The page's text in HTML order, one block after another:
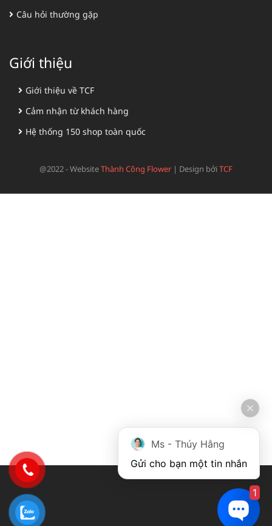
Câu hỏi thường gặp
Giới thiệu
Giới thiệu về TCF
Cảm nhận từ khách hàng
Hệ thống 150 shop toàn quốc
@2022 - WebsiteThành Công Flower | Design bởiTCF
Ms - Thúy Hằng
Gửi cho bạn một tin nhắn
1